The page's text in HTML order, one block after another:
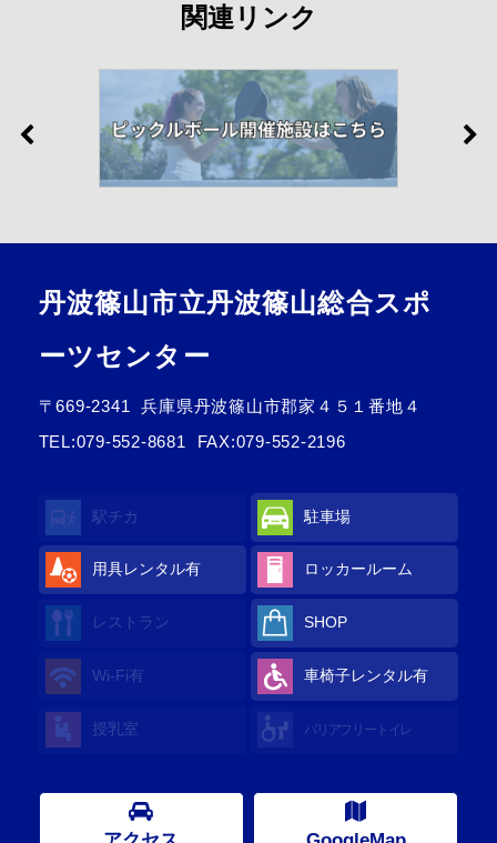
関連リンク
丹波篠山市立丹波篠山総合スポ
ーツセンター
〒669-2341
兵庫県丹波篠山市郡家４５１番地４
TEL:079-552-8681 FAX:079-552-2196
駅チカ 駐車場
用具レンタル有 ロッカールーム
レストラン SHOP
Wi-Fi有 車椅子レンタル有
授乳室 バリアフリートイレ